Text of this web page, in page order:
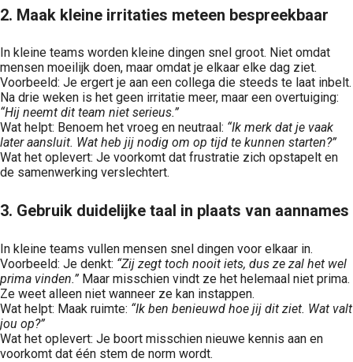
2. Maak kleine irritaties meteen bespreekbaar
In kleine teams worden kleine dingen snel groot. Niet omdat
mensen moeilijk doen, maar omdat je elkaar elke dag ziet.
Voorbeeld: Je ergert je aan een collega die steeds te laat inbelt.
Na drie weken is het geen irritatie meer, maar een overtuiging:
“Hij neemt dit team niet serieus.”
Wat helpt: Benoem het vroeg en neutraal: “Ik merk dat je vaak
later aansluit. Wat heb jij nodig om op tijd te kunnen starten?”
Wat het oplevert: Je voorkomt dat frustratie zich opstapelt en
de samenwerking verslechtert.
3. Gebruik duidelijke taal in plaats van aannames
In kleine teams vullen mensen snel dingen voor elkaar in.
Voorbeeld: Je denkt: “Zij zegt toch nooit iets, dus ze zal het wel
prima vinden.” Maar misschien vindt ze het helemaal niet prima.
Ze weet alleen niet wanneer ze kan instappen.
Wat helpt: Maak ruimte: “Ik ben benieuwd hoe jij dit ziet. Wat valt
jou op?”
Wat het oplevert: Je boort misschien nieuwe kennis aan en
voorkomt dat één stem de norm wordt.